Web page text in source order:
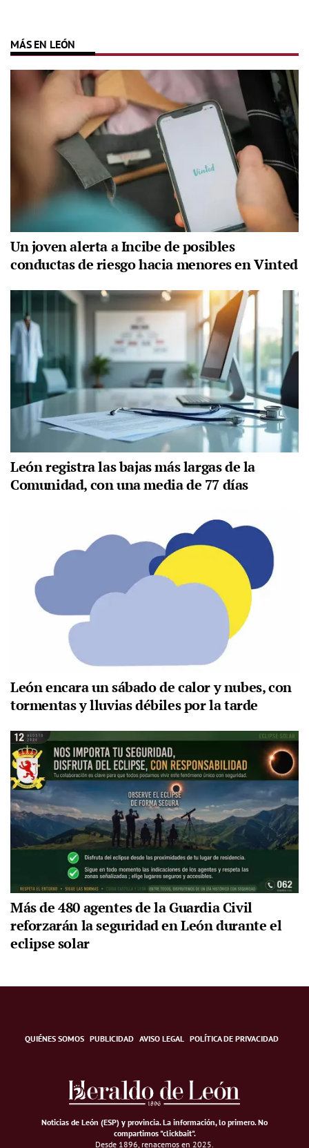
MÁS EN LEÓN
Un joven alerta a Incibe de posibles
conductas de riesgo hacia menores en Vinted
León registra las bajas más largas de la
Comunidad, con una media de 77 días
León encara un sábado de calor y nubes, con
tormentas y lluvias débiles por la tarde
Más de 480 agentes de la Guardia Civil
reforzarán la seguridad en León durante el
eclipse solar
QUIÉNES SOMOS PUBLICIDAD AVISO LEGAL POLÍTICA DE PRIVACIDAD
Noticias de León (ESP) y provincia. La información, lo primero.No
compartimos "clickbait".
Desde 1896, renacemos en 2025.